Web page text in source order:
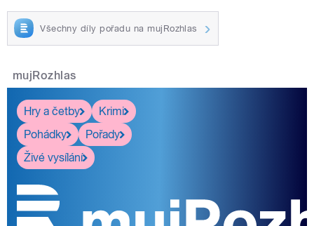
Všechny díly pořadu na mujRozhlas
mujRozhlas
Hry a četby
Krimi
Pohádky
Pořady
Živé vysílání